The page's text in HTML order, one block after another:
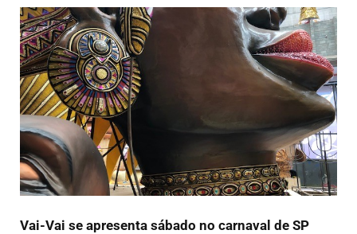
Vai-Vai se apresenta sábado no carnaval de SP